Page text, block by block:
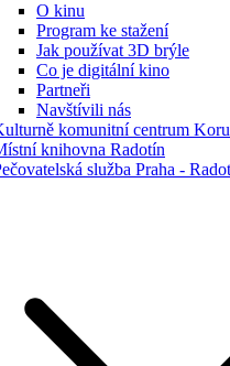
O kinu
Program ke stažení
Jak používat 3D brýle
Co je digitální kino
Partneři
Navštívili nás
komunitní centrum
knihovna Radotín
služba Praha -